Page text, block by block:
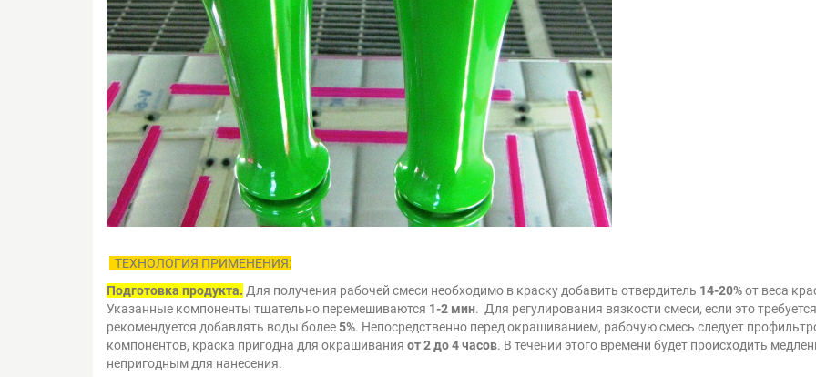
ТЕХНОЛОГИЯ ПРИМЕНЕНИЯ:
Подготовка продукта. Для получения рабочей смеси необходимо в краску добавить отвердитель 14-20%от веса
Указанные компоненты тщательно перемешиваются 1-2 мин. Для регулирования вязкости смеси, если это
рекомендуется добавлять воды более5%. Непосредственно перед окрашиванием, рабочую смесь следует
компонентов, краска пригодна для окрашивания от 2 до 4 часов. В течении этого времени будет происходить
непригодным для нанесения.